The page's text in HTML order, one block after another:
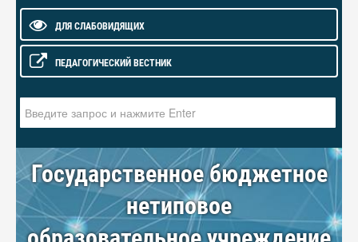
ДЛЯ СЛАБОВИДЯЩИХ
ПЕДАГОГИЧЕСКИЙ ВЕСТНИК
Государственное бюджетное
нетиповое